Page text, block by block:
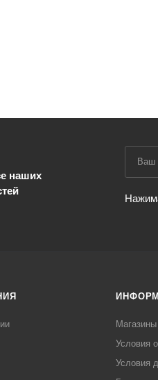
наших
Магазины
Условия
Условия